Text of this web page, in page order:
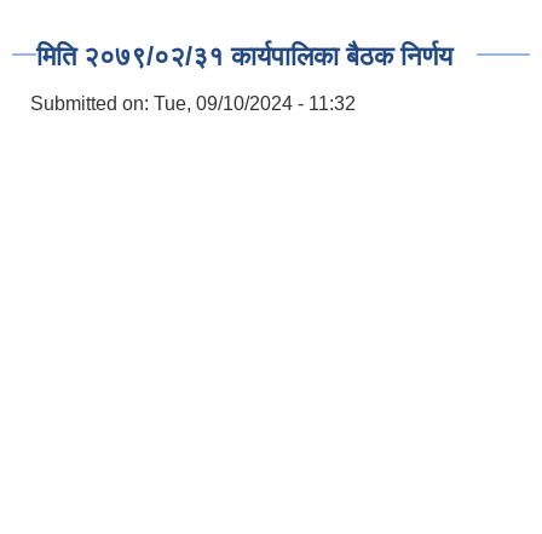
मिति २०७९/०२/३१ कार्यपालिका बैठक निर्णय
Submitted on: Tue, 09/10/2024 - 11:32